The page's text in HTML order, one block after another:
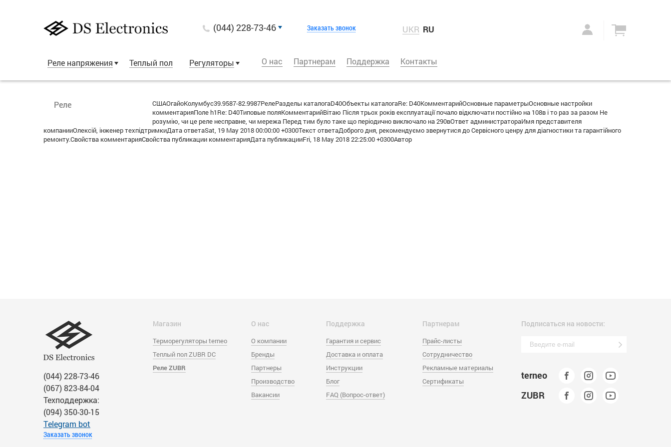
(044) 228-73-46 Заказать звонок UKR RU
Реле напряжения Теплый пол Регуляторы О нас Партнерам Поддержка Контакты
Реле
СШАОгайоКолумбус39.9587-82.9987РелеРазделы каталогаD40Объекты каталогаRe: D40КомментарийОсновные параметрыОсновные настройки
комментарияПоле h1Re: D40Типовые поляКомментарийВітаю Після трьох років експлуатації почало відключати постійно на 108в і то раз за разом Не
розумію, чи це реле несправне, чи мережа Перед тим було таке що періодично виключало на 290вОтвет администратораИмя представителя
компанииОлексій, інженер техпідтримкиДата ответаSat, 19 May 2018 00:00:00 +0300Текст ответаДоброго дня, рекомендуємо звернутися до Сервісного ценру для діагностики та гарантійного
ремонту.Свойства комментарияСвойства публикации комментарияДата публикацииFri, 18 May 2018 22:25:00 +0300Автор
(044) 228-73-46
(067) 823-84-04
Техподдержка:
(094) 350-30-15
Тelegram bot
Заказать звонок
Магазин
Терморегуляторы terneo
Теплый пол ZUBR DC
Реле ZUBR
О нас
О компании
Бренды
Партнеры
Производство
Вакансии
Поддержка
Гарантия и сервис
Доставка и оплата
Инструкции
Блог
FAQ (Вопрос-ответ)
Партнерам
Прайс-листы
Сотрудничество
Рекламные материалы
Сертификаты
Подписаться на новости:
terneo
ZUBR